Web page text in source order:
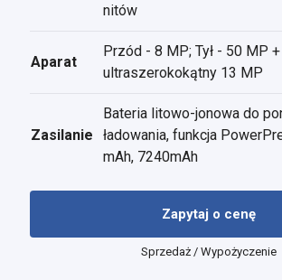
nitów
Aparat
Przód - 8 MP; Tył - 50 MP +
ultraszerokokątny 13 MP
Zasilanie
Bateria litowo-jonowa do
ładowania, funkcja
mAh, 7240mAh
Zapytaj o cenę
Sprzedaż / Wypożyczenie